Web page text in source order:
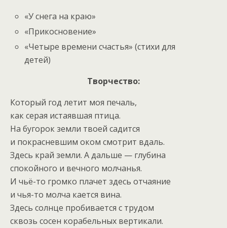
«У снега на краю»
«Прикосновение»
«Четыре времени счастья» (стихи для
детей)
Творчество:
Который год летит моя печаль,
как серая истаявшая птица.
На бугорок земли твоей садится
и покрасневшим оком смотрит вдаль.
Здесь край земли. А дальше — глубина
спокойного и вечного молчанья.
И чьё-то громко плачет здесь отчаяние
и чья-то молча кается вина.
Здесь солнце пробивается с трудом
сквозь сосен корабельных вертикали.